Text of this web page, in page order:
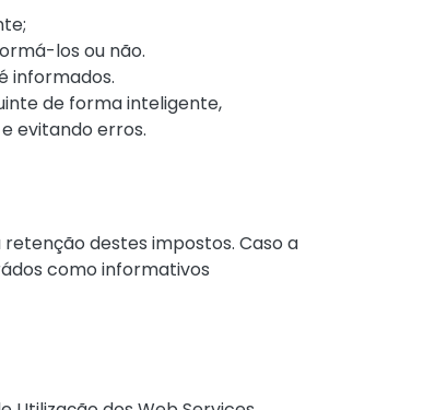
los ou não.
informados.
de forma inteligente,
evitando erros.
destes impostos. Caso a
como informativos